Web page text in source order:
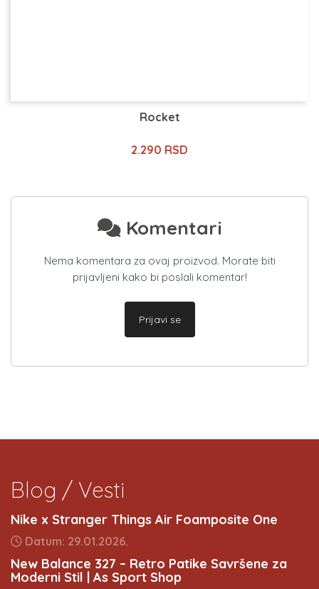
Rocket
2.290 RSD
Komentari
Nema komentara za ovaj proizvod. Morate biti
prijavljeni kako bi poslali komentar!
Prijavi se
Blog / Vesti
Nike x Stranger Things Air Foamposite One
Datum: 29.01.2026.
New Balance 327 – Retro Patike Savršene za
Moderni Stil | As Sport Shop